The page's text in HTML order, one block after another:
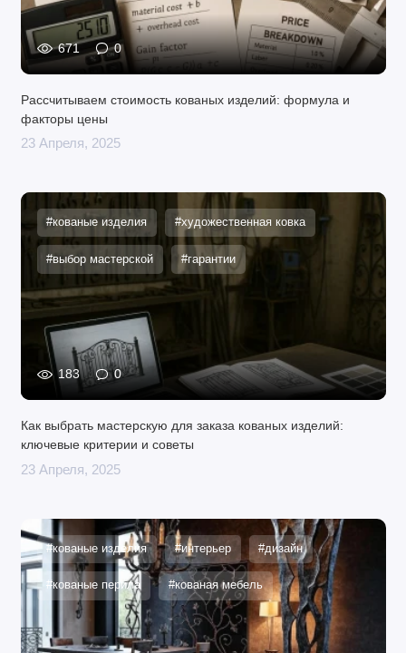
671 0
Рассчитываем стоимость кованых изделий: формула и
факторы цены
23 Апреля, 2025
#кованые изделия #художественная ковка
#выбор мастерской #гарантии
183 0
Как выбрать мастерскую для заказа кованых изделий:
ключевые критерии и советы
23 Апреля, 2025
#кованые изделия #интерьер #дизайн
#кованые перила #кованая мебель